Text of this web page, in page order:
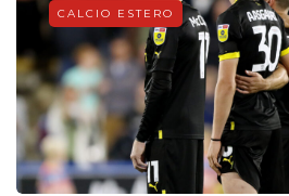
CALCIO ESTERO